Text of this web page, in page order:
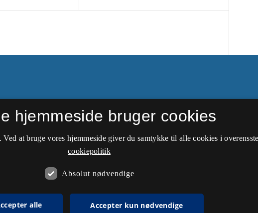
udgivelser kan
hjemmeside bruger cookies
at bruge vores hjemmeside giver du samtykke til alle cookies i
cookiepolitik
Absolut nødvendige
alle Accepter kun nødvendige